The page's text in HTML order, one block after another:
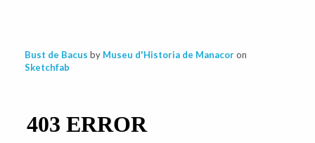
Bust de Bacus by Museu d'Historia de Manacoron
Sketchfab